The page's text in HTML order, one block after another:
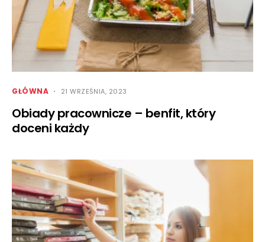
GŁÓWNA 21 WRZEŚNIA, 2023
Obiady pracownicze – benfit, który
doceni każdy